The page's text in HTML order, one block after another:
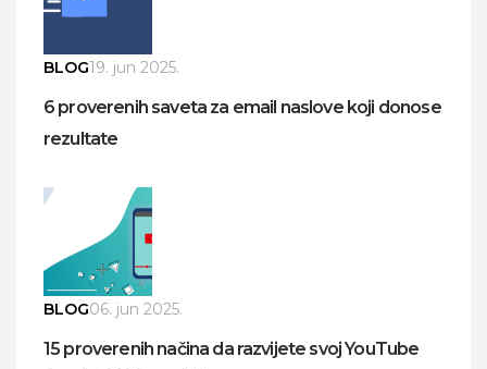
BLOG19. jun 2025.
6 proverenih saveta za email naslove koji donose
rezultate
BLOG06. jun 2025.
15 proverenih načina da razvijete svoj YouTube